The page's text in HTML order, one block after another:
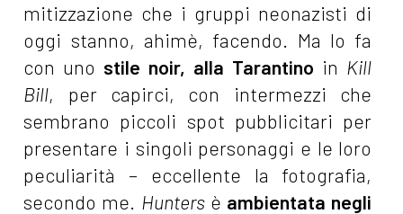
mitizzazione che i gruppi neonazisti di
oggi stanno, ahimè, facendo. Ma lo fa
con uno stile noir, alla Tarantino in Kill
Bill, per capirci, con intermezzi che
sembrano piccoli spot pubblicitari per
presentare i singoli personaggi e le loro
peculiarità – eccellente la fotografia,
secondo me. Hunters è ambientata negli